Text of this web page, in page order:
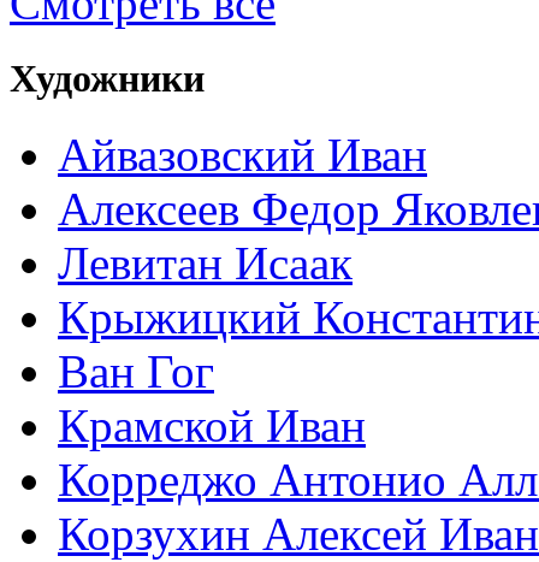
Художники
Айвазовский Иван
Алексеев Федор
Левитан Исаак
Крыжицкий
Ван Гог
Крамской Иван
Корреджо Антонио
Корзухин Алексей